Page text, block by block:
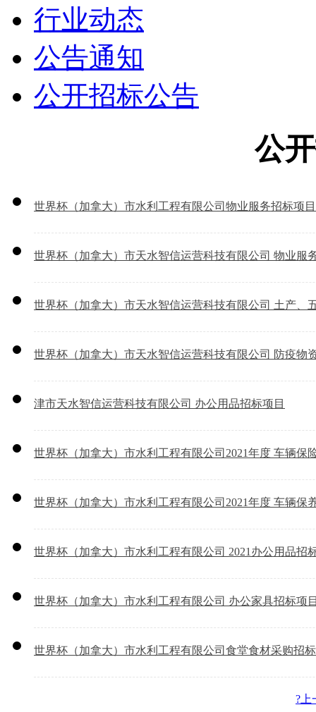
行业动态
公告通知
公开招标公告
公
世界杯（加拿大）市水利工程有限公司物业服务招标项目
世界杯（加拿大）市天水智信运营科技有限公司 物业服
世界杯（加拿大）市天水智信运营科技有限公司 土产、
世界杯（加拿大）市天水智信运营科技有限公司 防疫物
津市天水智信运营科技有限公司 办公用品招标项目
世界杯（加拿大）市水利工程有限公司2021年度 车辆保
世界杯（加拿大）市水利工程有限公司2021年度 车辆保
世界杯（加拿大）市水利工程有限公司 2021办公用品招
世界杯（加拿大）市水利工程有限公司 办公家具招标项
世界杯（加拿大）市水利工程有限公司食堂食材采购招
?上